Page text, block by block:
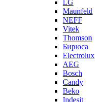
LG
Maunfeld
NEFF
Vitek
Thomson
Бирюса
Electrolux
AEG
Bosch
Candy
Beko
Indesit